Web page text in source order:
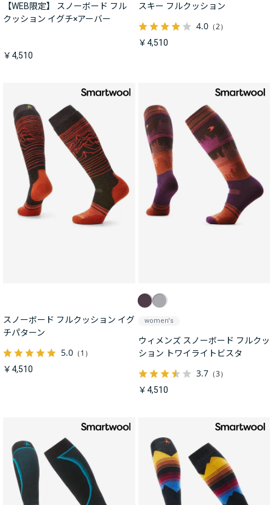
【WEB限定】 スノーボード フル
クッション イグチ×アーバー
￥4,510
スキー フルクッション
4.0（2）
￥4,510
スノーボード フルクッション イグ
チパターン
5.0 （1）
￥4,510
women's
ウィメンズ スノーボード フルクッ
ション トワイライトビスタ
3.7（3）
￥4,510